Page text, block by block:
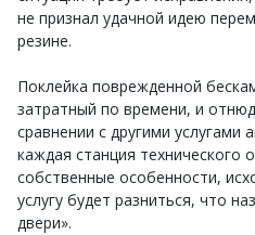
не признал удачной идею
резине.
Поклейка поврежденной
затратный по времени, и
сравнении с другими услугами
каждая станция технического
собственные особенности,
услугу будет разниться, что
двери».